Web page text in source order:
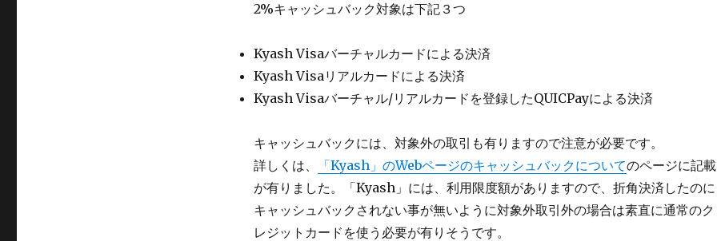
2%キャッシュバック対象は下記３つ
Kyash Visaバーチャルカードによる決済
Kyash Visaリアルカードによる決済
Kyash Visaバーチャル/リアルカードを登録したQUICPayによる決済
キャッシュバックには、対象外の取引も有りますので注意が必要です。
詳しくは、
「Kyash」のWebページのキャッシュバックについてのページに記載
が有りました。「Kyash」には、利用限度額がありますので、折角決済したのに
キャッシュバックされない事が無いように対象外取引外の場合は素直に通常のク
レジットカードを使う必要が有りそうです。